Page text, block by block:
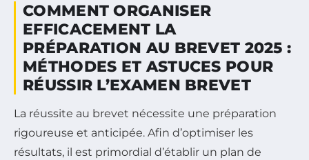
COMMENT ORGANISER
EFFICACEMENT LA
PRÉPARATION AU BREVET 2025 :
MÉTHODES ET ASTUCES POUR
RÉUSSIR L’EXAMEN BREVET
La réussite au brevet nécessite une préparation
rigoureuse et anticipée. Afin d’optimiser les
résultats, il est primordial d’établir un plan de